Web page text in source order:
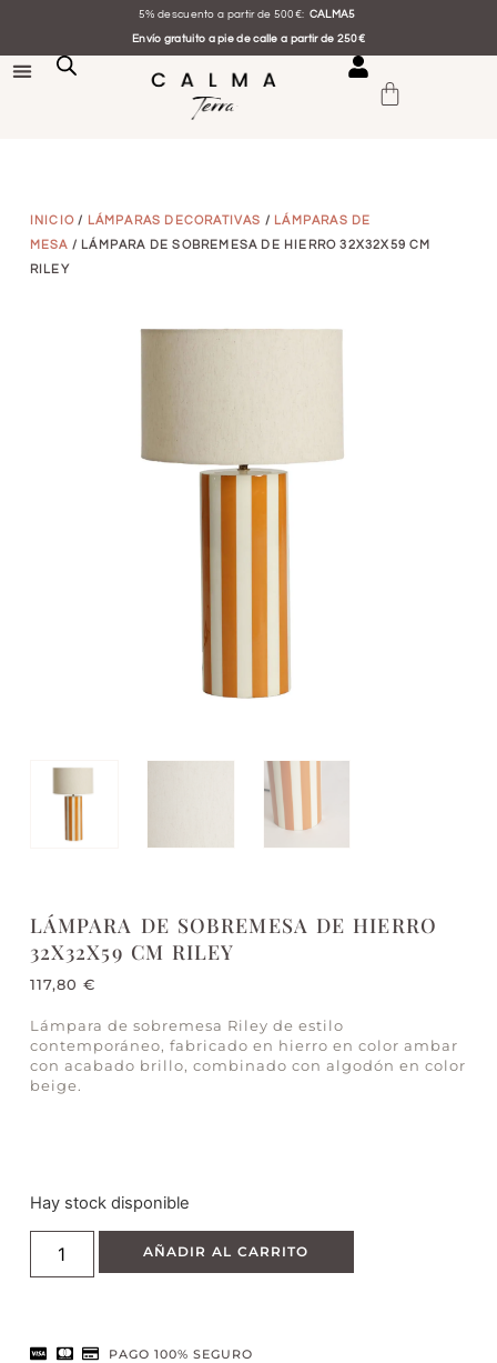
5% descuento a partir de 500€: CALMA5
Envío gratuito a pie de calle a partir de 250€
INICIO / LÁMPARAS DECORATIVAS / LÁMPARAS DE
MESA / LÁMPARA DE SOBREMESA DE HIERRO 32X32X59 CM
RILEY
LÁMPARA DE SOBREMESA DE HIERRO
32X32X59 CM RILEY
117,80 €
Lámpara de sobremesa Riley de estilo
contemporáneo, fabricado en hierro en color ambar
con acabado brillo, combinado con algodón en color
beige.
Hay stock disponible
AÑADIR AL CARRITO
PAGO 100% SEGURO